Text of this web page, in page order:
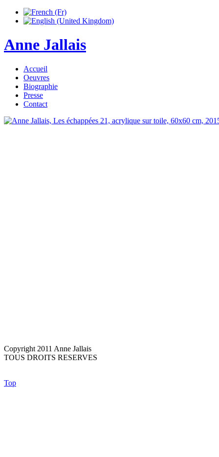
Anne Jallais
Accueil
Oeuvres
Biographie
Presse
Contact
Copyright 2011 Anne Jallais
TOUS DROITS RESERVES
Top